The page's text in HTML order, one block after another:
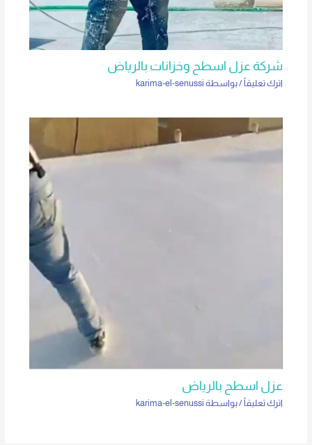
شركة عزل اسطح وخزانات بالرياض
اترك تعليقاً / بواسطة karima-el-senussi
عزل اسطح بالرياض
اترك تعليقاً / بواسطة karima-el-senussi